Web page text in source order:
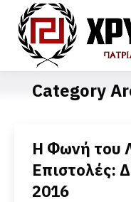
Category
Η Φωνή του
Επιστολές:
2016